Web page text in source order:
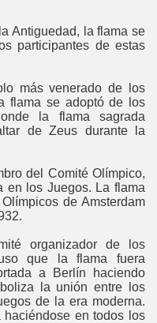
Antiguedad, la flama se
participantes de estas
más venerado de los
flama se adoptó de los
la flama sagrada
de Zeus durante la
del Comité Olí­mpico,
en los Juegos. La flama
de Amsterdam
organizador de los
que la flama fuera
a Berlín haciendo
la unión entre los
de la era moderna.
haciéndose en todos los